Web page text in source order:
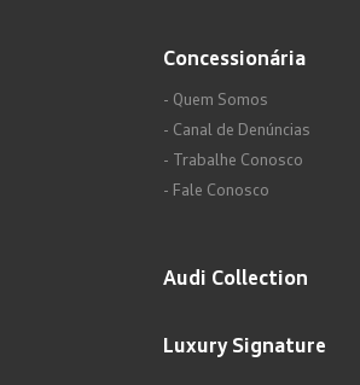
Concessionária
- Quem Somos
- Canal de Denúncias
- Trabalhe Conosco
- Fale Conosco
Audi Collection
Luxury Signature